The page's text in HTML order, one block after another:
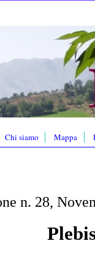
Chi siamo Mappa
n. 28,